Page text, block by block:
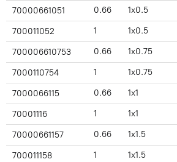
70000661051 0.66 1x0.5
700011052 1 1x0.5
700006610753 0.66 1x0.75
7000110754 1 1x0.75
7000066115 0.66 1x1
70001116 1 1x1
70000661157 0.66 1x1.5
700011158 1 1x1.5